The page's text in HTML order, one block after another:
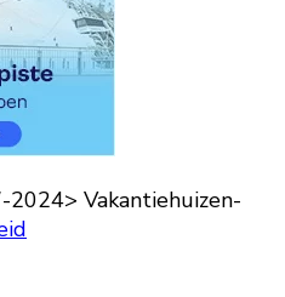
Vakantiehuizen-